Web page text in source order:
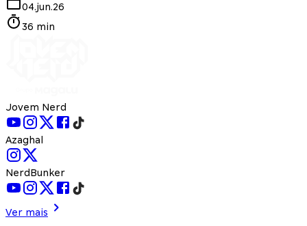
04.jun.26
36 min
Jovem Nerd
Azaghal
NerdBunker
Ver mais